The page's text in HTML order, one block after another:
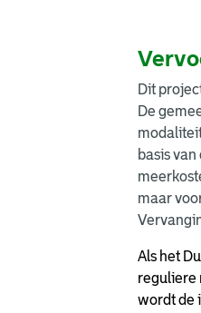
Dit
De
basis
maar
Als het
reguliere
wordt de